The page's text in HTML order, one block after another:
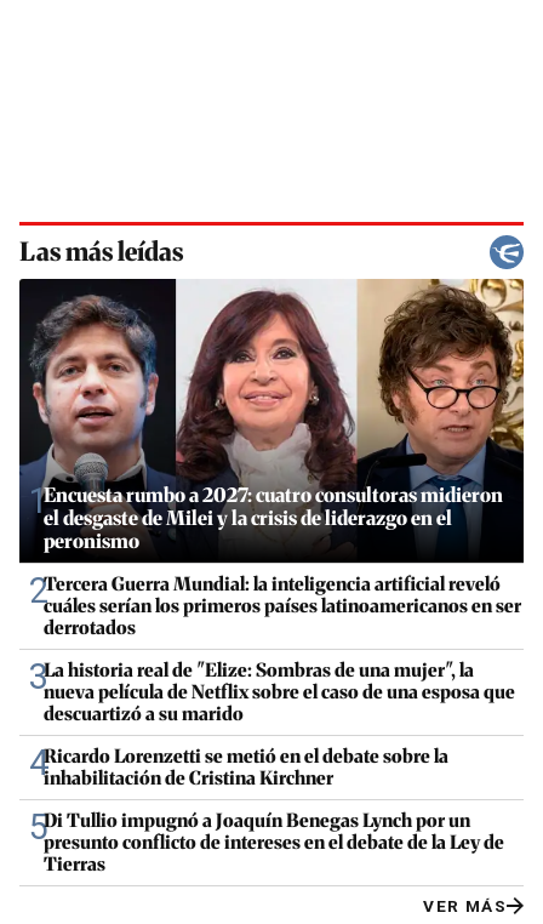
Las más leídas
1Encuesta rumbo a 2027: cuatro consultoras midieron
el desgaste de Milei y la crisis de liderazgo en el
peronismo
2Tercera Guerra Mundial: la inteligencia artificial reveló
cuáles serían los primeros países latinoamericanos en ser
derrotados
3La historia real de "Elize: Sombras de una mujer", la
nueva película de Netflix sobre el caso de una esposa que
descuartizó a su marido
4Ricardo Lorenzetti se metió en el debate sobre la
inhabilitación de Cristina Kirchner
5Di Tullio impugnó a Joaquín Benegas Lynch por un
presunto conflicto de intereses en el debate de la Ley de
Tierras
VER MÁS